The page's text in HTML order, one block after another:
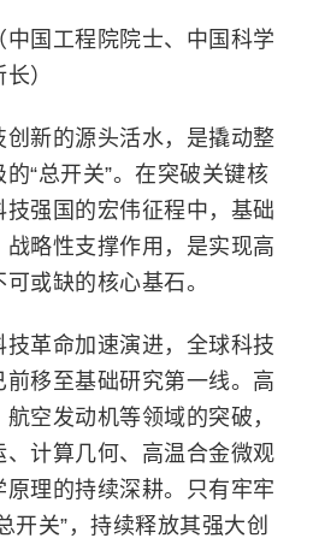
国工程院院士、中国科学
）
新的源头活水，是撬动整
“总开关”。在突破关键核
强国的宏伟征程中，基础
略性支撑作用，是实现高
或缺的核心基石。
革命加速演进，全球科技
移至基础研究第一线。高
空发动机等领域的突破，
计算几何、高温合金微观
理的持续深耕。只有牢牢
开关”，持续释放其强大创